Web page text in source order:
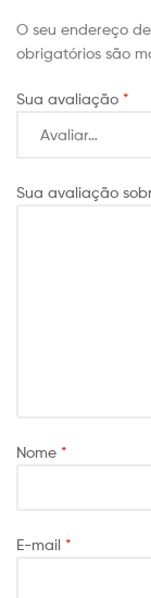
O seu endereço
obrigatórios são
Sua avaliação *
Sua avaliação
Nome *
E-mail *